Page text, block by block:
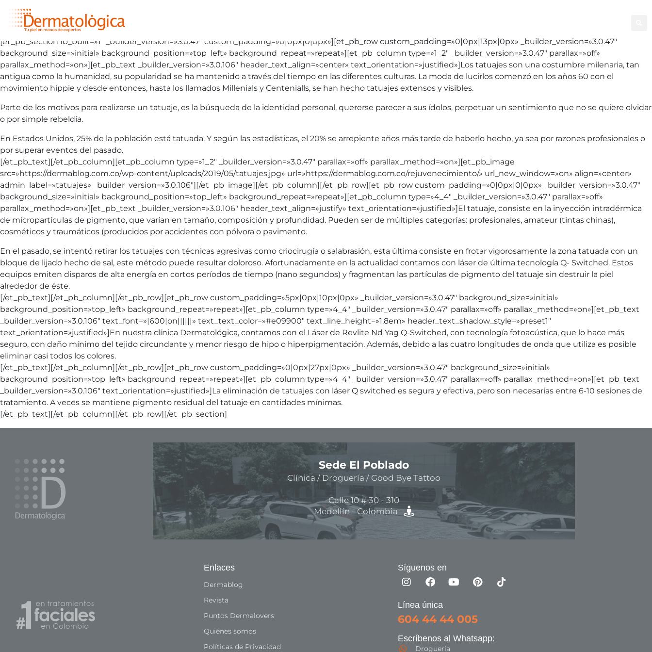
[et_pb_section fb_built=»1″ _builder_version=»3.0.47″ custom_padding=»0|0px|0|0px»][et_pb_row custom_padding=»0|0px|13px|0px» _builder_version=»3.0.47″
background_size=»initial» background_position=»top_left» background_repeat=»repeat»][et_pb_column type=»1_2″ _builder_version=»3.0.47″ parallax=»off»
parallax_method=»on»][et_pb_text _builder_version=»3.0.106″ header_text_align=»center» text_orientation=»justified»]Los tatuajes son una costumbre milenaria, tan
antigua como la humanidad, su popularidad se ha mantenido a través del tiempo en las diferentes culturas. La moda de lucirlos comenzó en los años 60 con el
movimiento hippie y desde entonces, hasta los llamados Millenials y Centenialls, se han hecho tatuajes extensos y visibles.
Parte de los motivos para realizarse un tatuaje, es la búsqueda de la identidad personal, quererse parecer a sus ídolos, perpetuar un sentimiento que no se quiere olvidar
o por simple rebeldía.
En Estados Unidos, 25% de la población está tatuada. Y según las estadísticas, el 20% se arrepiente años más tarde de haberlo hecho, ya sea por razones profesionales o
por superar eventos del pasado.
[/et_pb_text][/et_pb_column][et_pb_column type=»1_2″ _builder_version=»3.0.47″ parallax=»off» parallax_method=»on»][et_pb_image
src=»https://dermablog.com.co/wp-content/uploads/2019/05/tatuajes.jpg» url=»https://dermablog.com.co/rejuvenecimiento/» url_new_window=»on» align=»center»
admin_label=»tatuajes» _builder_version=»3.0.106″][/et_pb_image][/et_pb_column][/et_pb_row][et_pb_row custom_padding=»0|0px|0|0px» _builder_version=»3.0.47″
background_size=»initial» background_position=»top_left» background_repeat=»repeat»][et_pb_column type=»4_4″ _builder_version=»3.0.47″ parallax=»off»
parallax_method=»on»][et_pb_text _builder_version=»3.0.106″ header_text_align=»justify» text_orientation=»justified»]El tatuaje, consiste en la inyección intradérmica
de micropartículas de pigmento, que varían en tamaño, composición y profundidad. Pueden ser de múltiples categorías: profesionales, amateur (tintas chinas),
cosméticos y traumáticos (producidos por accidentes con pólvora o pavimento.
En el pasado, se intentó retirar los tatuajes con técnicas agresivas como criocirugía o salabrasión, esta última consiste en frotar vigorosamente la zona tatuada con un
bloque de lijado hecho de sal, este método puede resultar doloroso. Afortunadamente en la actualidad contamos con láser de última tecnología Q- Switched. Estos
equipos emiten disparos de alta energía en cortos períodos de tiempo (nano segundos) y fragmentan las partículas de pigmento del tatuaje sin destruir la piel
alrededor de éste.
[/et_pb_text][/et_pb_column][/et_pb_row][et_pb_row custom_padding=»5px|0px|10px|0px» _builder_version=»3.0.47″ background_size=»initial»
background_position=»top_left» background_repeat=»repeat»][et_pb_column type=»4_4″ _builder_version=»3.0.47″ parallax=»off» parallax_method=»on»][et_pb_text
_builder_version=»3.0.106″ text_font=»|600|on||||||» text_text_color=»#e09900″ text_line_height=»1.8em» header_text_shadow_style=»preset1″
text_orientation=»justified»]En nuestra clínica Dermatológica, contamos con el Láser de Revlite Nd Yag Q-Switched, con tecnología fotoacústica, que lo hace más
seguro, con daño mínimo del tejido circundante y menor riesgo de hipo o hiperpigmentación. Además, debido a las cuatro longitudes de onda que utiliza es posible
eliminar casi todos los colores.
[/et_pb_text][/et_pb_column][/et_pb_row][et_pb_row custom_padding=»0|0px|27px|0px» _builder_version=»3.0.47″ background_size=»initial»
background_position=»top_left» background_repeat=»repeat»][et_pb_column type=»4_4″ _builder_version=»3.0.47″ parallax=»off» parallax_method=»on»][et_pb_text
_builder_version=»3.0.106″ text_orientation=»justified»]La eliminación de tatuajes con láser Q switched es segura y efectiva, pero son necesarias entre 6-10 sesiones de
tratamiento. A veces se mantiene pigmento residual del tatuaje en cantidades mínimas.
[/et_pb_text][/et_pb_column][/et_pb_row][/et_pb_section]
Enlaces
Dermablog
Revista
Puntos Dermalovers
Quiénes somos
Políticas de Privacidad
Síguenos en
Línea única
604 44 44 005
Escríbenos al Whatsapp:
Droguería